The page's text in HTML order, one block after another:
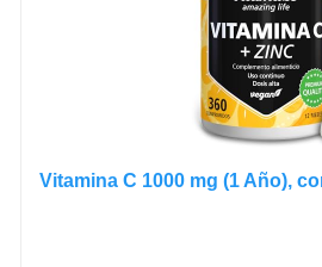
Vitamina C 1000 mg (1 Año),